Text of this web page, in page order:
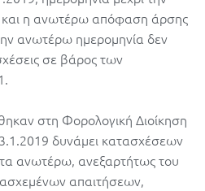
και η ανωτέρω απόφαση άρσης
ανωτέρω ημερομηνία δεν
σε βάρος των
στη Φορολογική Διοίκηση
δυνάμει κατασχέσεων
ανωτέρω, ανεξαρτήτως του
απαιτήσεων,